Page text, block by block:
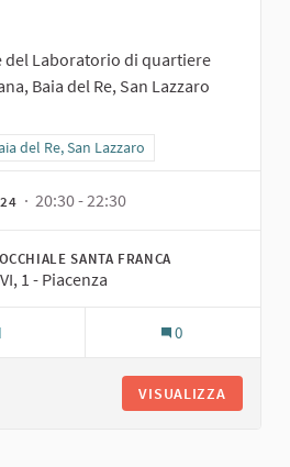
del Laboratorio di quartiere
Baia del Re, San Lazzaro
Zona 4 - Farnesiana, Baia del Re, San
del Re, San Lazzaro
· 20:30 - 22:30
SANTA FRANCA
1 - Piacenza
0
VISUALIZZA